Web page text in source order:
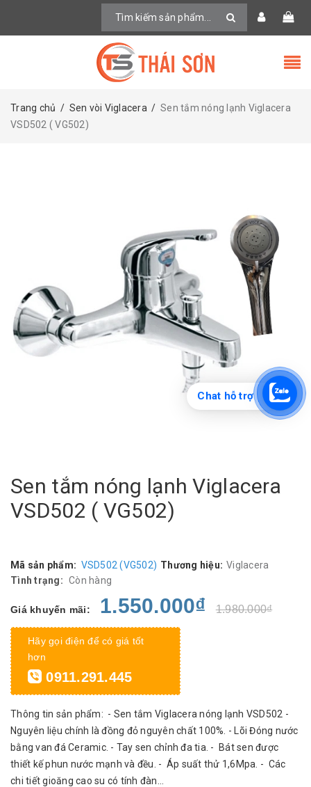
Trang chủ / Sen vòi Viglacera / Sen tắm nóng lạnh Viglacera
VSD502 ( VG502)
Sen tắm nóng lạnh Viglacera
VSD502 ( VG502)
Mã sản phẩm: VSD502 (VG502) Thương hiệu: Viglacera
Tình trạng: Còn hàng
Giá khuyến mãi: 1.550.000₫ 1.980.000₫
Hãy gọi điện để có giá tốt
hơn
0911.291.445
Thông tin sản phẩm: - Sen tắm Viglacera nóng lạnh VSD502 -
Nguyên liệu chính là đồng đỏ nguyên chất 100%. - Lõi Đóng nước
bằng van đá Ceramic. - Tay sen chỉnh đa tia. - Bát sen được
thiết kế phun nước mạnh và đều. - Áp suất thử 1,6Mpa. - Các
chi tiết gioăng cao su có tính đàn...
Chat hỗ trợ